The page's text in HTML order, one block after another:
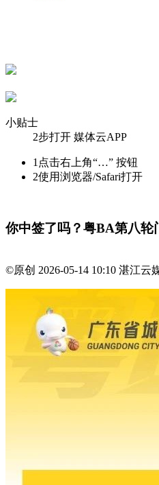
小贴士
2步打开 媒体云APP
1 点击右上角“…” 按钮
2使用浏览器/Safari打开
你中签了吗？粤BA第八轮
©原创 2026-05-14 10:10 湛江云